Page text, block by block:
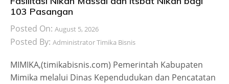
103 Pasangan
Posted On: August 5, 2026
Posted By: Administrator Timika Bisnis
MIMIKA,(timikabisnis.com) Pemerintah Kabupaten
Mimika melalui Dinas Kependudukan dan Pencatatan